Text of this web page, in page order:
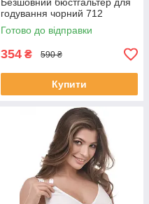
годування чорний 712
Готово до відправки
354 ₴ 590 ₴
Купити